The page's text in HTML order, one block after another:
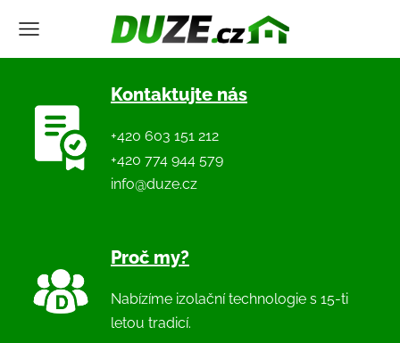
Kontaktujte nás
+420 603 151 212
+420 774 944 579
info@duze.cz
Proč my?
Nabízíme izolační technologie s 15-ti
letou tradicí.